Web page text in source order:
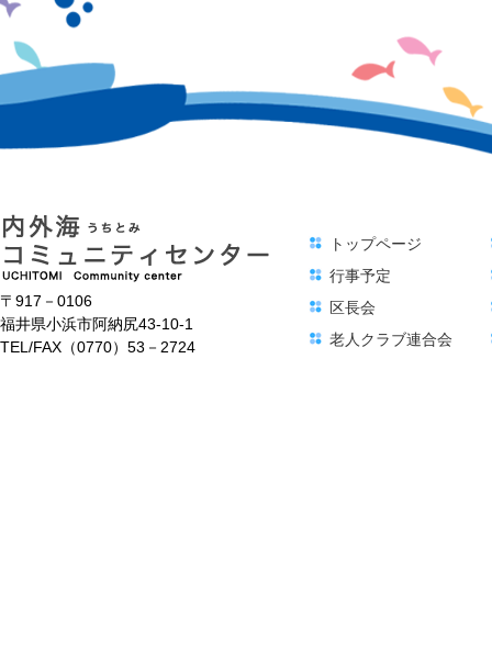
〒917－0106
福井県小浜市阿納尻43-10-1
TEL/FAX（0770）53－2724
トップページ
行事予定
区長会
老人クラブ連合会